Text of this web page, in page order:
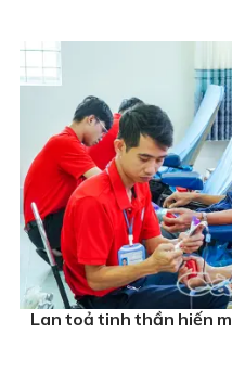
Lan toả tinh thần hiến